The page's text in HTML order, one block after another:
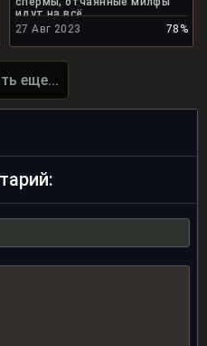
идут на всё
27 Авг 2023
78%
еще...